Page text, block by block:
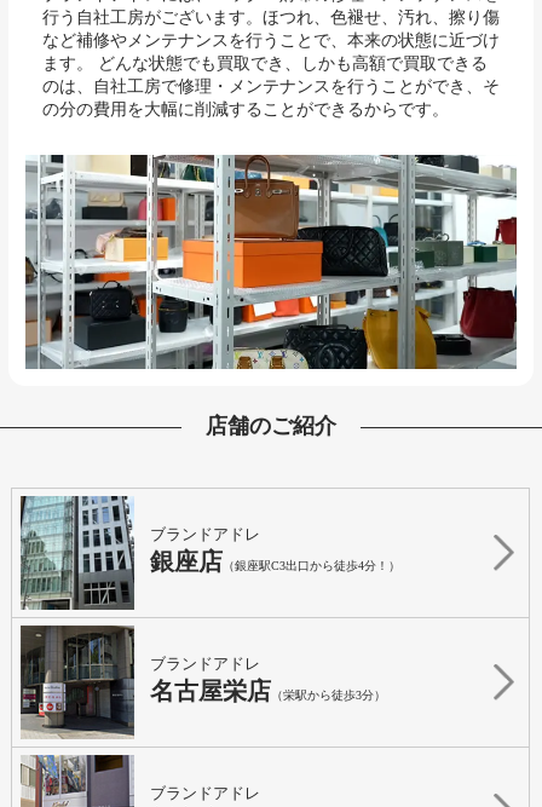
行う自社工房がございます。ほつれ、色褪せ、汚れ、擦り傷
など補修やメンテナンスを行うことで、本来の状態に近づけ
ます。 どんな状態でも買取でき、しかも高額で買取できる
のは、自社工房で修理・メンテナンスを行うことができ、そ
の分の費用を大幅に削減することができるからです。
店舗のご紹介
ブランドアドレ
銀座店 （銀座駅C3出口から徒歩4分！）
ブランドアドレ
名古屋栄店 （栄駅から徒歩3分）
ブランドアドレ